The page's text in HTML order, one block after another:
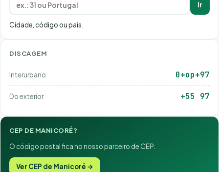
Ir
Cidade, código ou país.
DISCAGEM
Interurbano 0+op+97
Do exterior +55 97
CEP DE MANICORÉ?
O código postal fica no nosso parceiro de CEP.
Ver CEP de Manicoré →